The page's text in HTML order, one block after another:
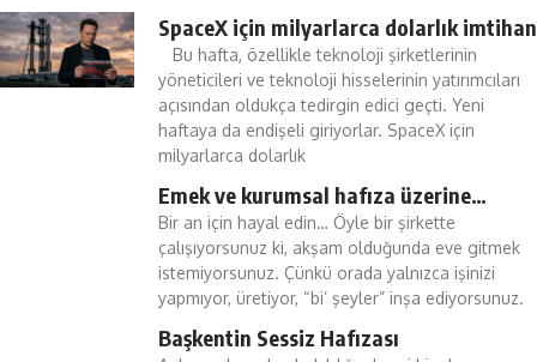
SpaceX için milyarlarca dolarlık imtihan
Bu hafta, özellikle teknoloji şirketlerinin
yöneticileri ve teknoloji hisselerinin yatırımcıları
açısından oldukça tedirgin edici geçti. Yeni
haftaya da endişeli giriyorlar. SpaceX için
milyarlarca dolarlık
Emek ve kurumsal hafıza üzerine…
Bir an için hayal edin… Öyle bir şirkette
çalışıyorsunuz ki, akşam olduğunda eve gitmek
istemiyorsunuz. Çünkü orada yalnızca işinizi
yapmıyor, üretiyor, “bi’ şeyler” inşa ediyorsunuz.
Başkentin Sessiz Hafızası